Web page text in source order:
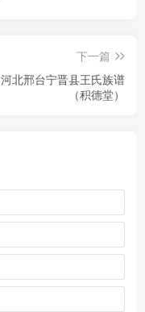
下一篇
河北邢台宁晋县王氏族谱
（积德堂）